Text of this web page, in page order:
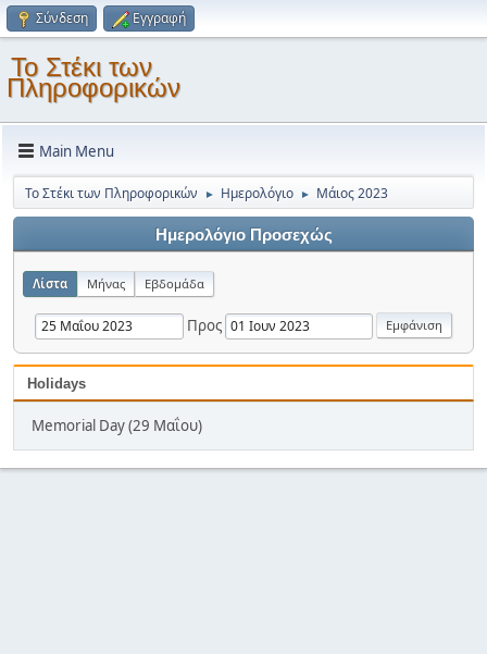
Σύνδεση Εγγραφή
Το Στέκι των
Πληροφορικών
Main Menu
Το Στέκι των Πληροφορικών ► Ημερολόγιο ► Μάιος 2023
Ημερολόγιο Προσεχώς
Λίστα Μήνας Εβδομάδα
Προς
Holidays
Memorial Day (29 Μαΐου)